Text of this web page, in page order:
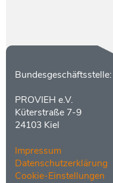
Kontakt
Bundesgeschäftsstelle:
PROVIEH e.V.
Küterstraße 7-9
24103 Kiel
Impressum
Datenschutzerklärung
Cookie-Einstellungen